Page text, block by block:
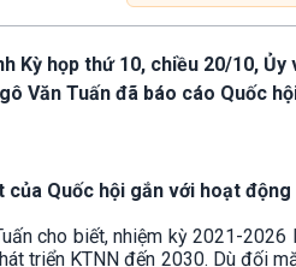
Kỳ họp thứ 10, chiều 20/10, Ủy
Văn Tuấn đã báo cáo Quốc
Quốc hội gắn với hoạt
cho biết, nhiệm kỳ 2021-
triển KTNN đến 2030. Dù đối